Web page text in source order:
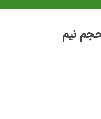
نیم